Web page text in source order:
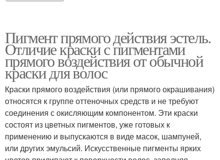
Пигмент прямого действия эстель.
Отличие краски с пигментами
прямого воздействия от обычной
краски для волос
Краски прямого воздействия (или прямого окрашивания)
относятся к группе оттеночных средств и не требуют
соединения с окисляющим компонентом. Эти краски
состоят из цветных пигментов, уже готовых к
применению и выпускаются в виде масок, шампуней,
или других эмульсий. Искусственные пигменты ярких